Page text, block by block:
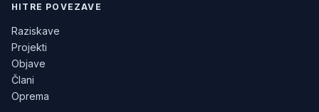
HITRE POVEZAVE
Raziskave
Projekti
Objave
Člani
Oprema